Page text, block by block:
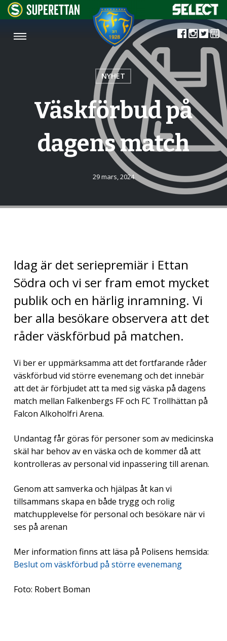
NYHET
Väskförbud på
dagens match
29 mars, 2024
Idag är det seriepremiär i Ettan
Södra och vi ser fram emot mycket
publik och en härlig inramning. Vi
ber alla besökare observera att det
råder väskförbud på matchen.
Vi ber er uppmärksamma att det fortfarande råder
väskförbud vid större evenemang och det innebär
att det är förbjudet att ta med sig väska på dagens
match mellan Falkenbergs FF och FC Trollhättan på
Falcon Alkoholfri Arena.
Undantag får göras för personer som av medicinska
skäl har behov av en väska och de kommer då att
kontrolleras av personal vid inpassering till arenan.
Genom att samverka och hjälpas åt kan vi
tillsammans skapa en både trygg och rolig
matchupplevelse för personal och besökare när vi
ses på arenan
Mer information finns att läsa på Polisens hemsida:
Beslut om väskförbud på större evenemang
Foto: Robert Boman